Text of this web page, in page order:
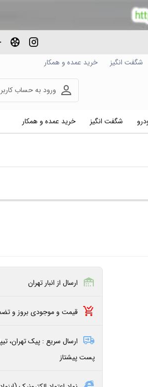
شگفت انگیز خرید عمده و همکار
ورود به حساب
شگفت انگیز خرید عمده و همکار
ارسال از انبار تهران
قیمت و موجودی بروز و
ارسال سریع : پیک تهران،
پست پیشتاز